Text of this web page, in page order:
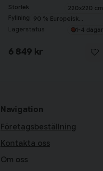
Storlek
220x220 cm
Fyllning 90 % Europeisk
myskanddun
Lagerstatus 1-4 dagar
6 849 kr
Navigation
Företagsbeställning
Kontakta oss
Om oss